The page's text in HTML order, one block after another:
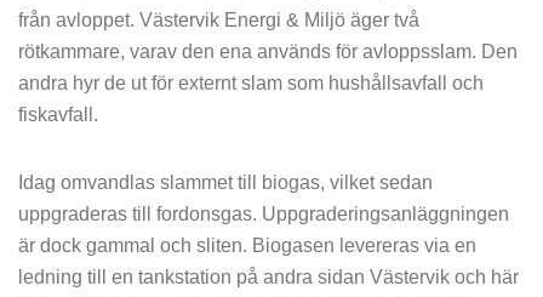
från avloppet. Västervik Energi & Miljö äger två
rötkammare, varav den ena används för avloppsslam. Den
andra hyr de ut för externt slam som hushållsavfall och
fiskavfall.
Idag omvandlas slammet till biogas, vilket sedan
uppgraderas till fordonsgas. Uppgraderingsanläggningen
är dock gammal och sliten. Biogasen levereras via en
ledning till en tankstation på andra sidan Västervik och här